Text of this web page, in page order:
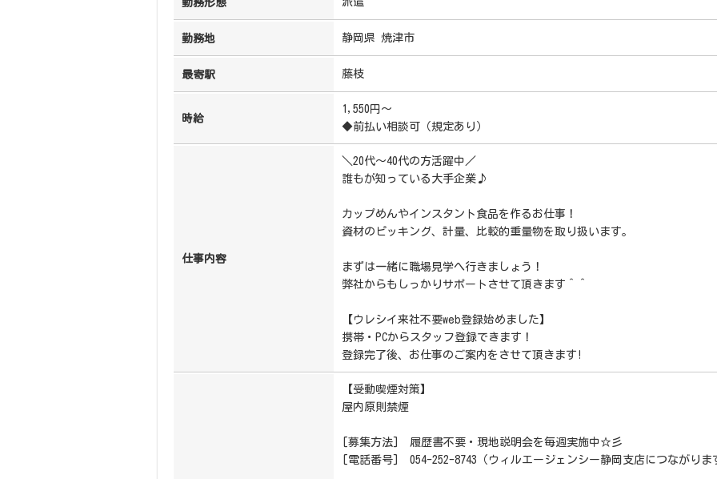
勤務形態
勤務地 静岡県 焼津市
最寄駅 藤枝
時給
1,550円～
◆前払い相談可（規定あり）
仕事内容
＼20代～40代の方活躍中／
誰もが知っている大手企業♪
カップめんやインスタント食品を作るお仕事！
資材のピッキング、計量、比較的重量物を取り扱います。
まずは一緒に職場見学へ行きましょう！
弊社からもしっかりサポートさせて頂きます＾＾
【ウレシイ来社不要web登録始めました】
携帯・PCからスタッフ登録できます！
登録完了後、お仕事のご案内をさせて頂きます!
【受動喫煙対策】
屋内原則禁煙
[募集方法] 履歴書不要・現地説明会を毎週実施中☆彡
[電話番号] 054-252-8743（ウィルエージェンシー静岡支店につながりま